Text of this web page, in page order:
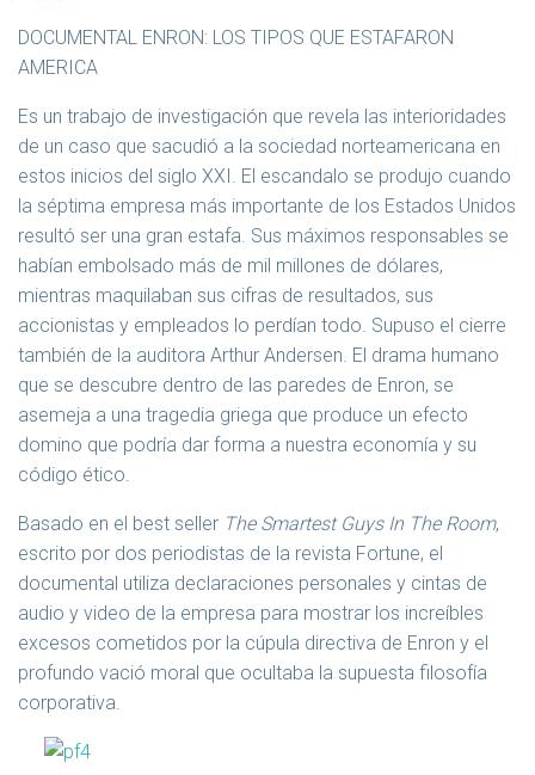
DOCUMENTAL ENRON: LOS TIPOS QUE ESTAFARON
AMERICA
Es un trabajo de investigación que revela las interioridades
de un caso que sacudió a la sociedad norteamericana en
estos inicios del siglo XXI. El escandalo se produjo cuando
la séptima empresa más importante de los Estados Unidos
resultó ser una gran estafa. Sus máximos responsables se
habían embolsado más de mil millones de dólares,
mientras maquilaban sus cifras de resultados, sus
accionistas y empleados lo perdían todo. Supuso el cierre
también de la auditora Arthur Andersen. El drama humano
que se descubre dentro de las paredes de Enron, se
asemeja a una tragedia griega que produce un efecto
domino que podría dar forma a nuestra economía y su
código ético.
Basado en el best seller The Smartest Guys In The Room,
escrito por dos periodistas de la revista Fortune, el
documental utiliza declaraciones personales y cintas de
audio y video de la empresa para mostrar los increíbles
excesos cometidos por la cúpula directiva de Enron y el
profundo vació moral que ocultaba la supuesta filosofía
corporativa.